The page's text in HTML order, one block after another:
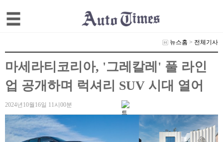
뉴스홈 > 전체기사
마세라티코리아, '그레칼레' 풀 라인
업 공개하며 럭셔리 SUV 시대 열어
2024년10월16일 11시00분